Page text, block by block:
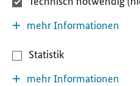
mehr Informationen
Statistik
mehr Informationen